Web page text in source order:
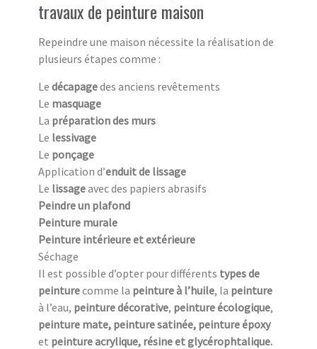
travaux de peinture maison
Repeindre une maison nécessite la réalisation de
plusieurs étapes comme :
Le décapagedes anciens revêtements
Le masquage
La préparation des murs
Le lessivage
Le ponçage
Application d’enduit de lissage
Le lissageavec des papiers abrasifs
Peindre un plafond
Peinture murale
Peinture intérieure et extérieure
Séchage
Il est possible d’opter pour différents types de
peinturecomme la peinture à l’huile, la peinture
à l’eau, peinturedécorative, peinture écologique,
peinture mate, peinture satinée, peinture époxy
et peinture acrylique, résine et glycérophtalique.